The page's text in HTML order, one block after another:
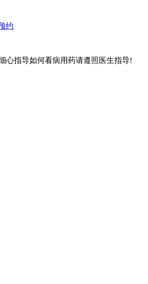
约
心指导如何看病用药请遵照医生指导!